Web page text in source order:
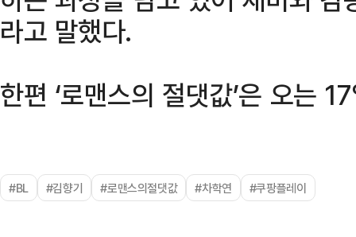
라고 말했다.
한편 ‘로맨스의 절댓값’은 오는
#BL #김향기 #로맨스의절댓값 #차학연 #쿠팡플레이